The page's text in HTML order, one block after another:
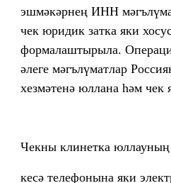
эшмәкәрнең ИНН
чек юридик затка яки
формалаштырыла.
әлеге мәгълүматлар
хезмәтенә юллана һәм чек
Чекны клинетка
кесә телефонына яки